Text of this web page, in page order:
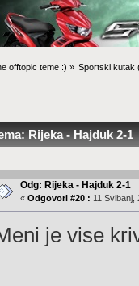
offtopic teme :) » Sportski kutak
Rijeka - Hajduk 2-1
Odg: Rijeka - Hajduk 2-1
« Odgovori #20 : 11 Svibanj,
je vise